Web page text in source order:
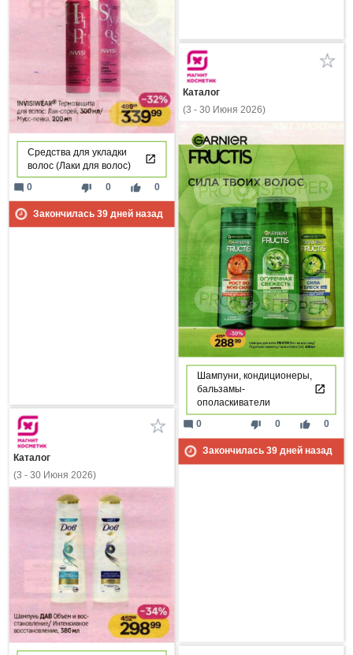
Средства для укладки
волос (Лаки для волос)
thumb_down 0 thumb_up 0
mode_comment 0
Закончилась 39дней назад
Каталог
(3 - 30 Июня 2026)
Шампуни, кондиционеры,
бальзамы-
ополаскиватели
thumb_down 0 thumb_up 0
mode_comment 0
Закончилась 39дней назад
Каталог
(3 - 30 Июня 2026)